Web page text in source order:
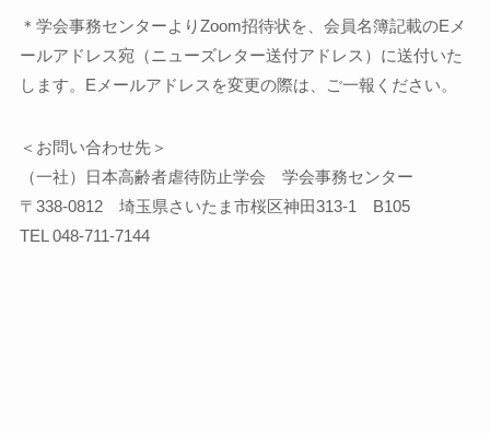
＊学会事務センターよりZoom招待状を、会員名簿記載のEメ
ールアドレス宛（ニューズレター送付アドレス）に送付いた
します。Eメールアドレスを変更の際は、ご一報ください。
＜お問い合わせ先＞
（一社）日本高齢者虐待防止学会 学会事務センター
〒338-0812 埼玉県さいたま市桜区神田313-1 B105
TEL 048-711-7144